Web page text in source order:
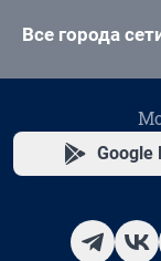
Все города
Google